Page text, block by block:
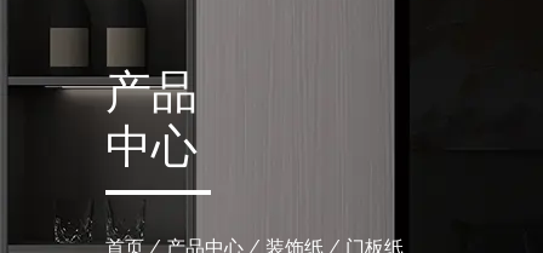
产品
中心
首页/产品中心 / 装饰纸 / 门板纸